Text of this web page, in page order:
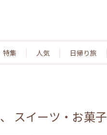
特集 人気 日帰り旅
、 スイーツ・お菓子